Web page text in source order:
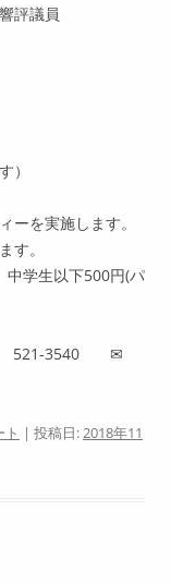
評議員
）
ーを実施します。
す。
生以下500円(パ
☎ 521-3540 ✉
| 投稿日:2018年11